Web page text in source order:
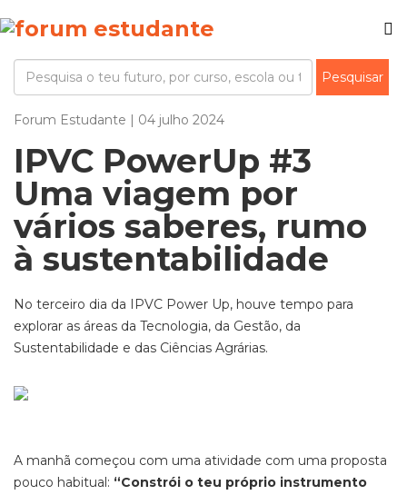
Forum Estudante | 04 julho 2024
IPVC PowerUp #3
Uma viagem por
vários saberes, rumo
à sustentabilidade
No terceiro dia da IPVC Power Up, houve tempo para
explorar as áreas da Tecnologia, da Gestão, da
Sustentabilidade e das Ciências Agrárias.
A manhã começou com uma atividade com uma proposta
pouco habitual: “Constrói o teu próprio instrumento